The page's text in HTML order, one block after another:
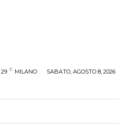
29 C MILANO SABATO, AGOSTO 8, 2026